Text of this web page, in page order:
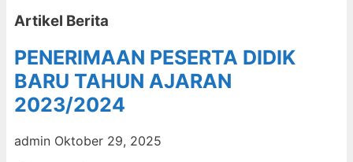
Artikel Berita
PENERIMAAN PESERTA DIDIK
BARU TAHUN AJARAN
2023/2024
admin Oktober 29, 2025